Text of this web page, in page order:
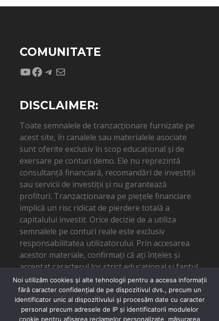
COMUNITATE
YouTube
Facebook
Telegram
Mail
DISCLAIMER:
Toate semnalele de tranzacționare furnizate pe
acest site, în canalele sau materialele asociate
sunt oferite exclusiv în scop educațional și de
exersare pe conturi demo. Ele nu reprezintă
consultanță financiară, recomandări de investiții
sau servicii de investiții și nu garantează
profituri. Tranzacționarea pe piețele financiare
implică un risc ridicat de pierdere totală a
capitalului investit. Orice decizie de a utiliza
semnalele pe conturi reale este exclusiv
responsabilitatea utilizatorului. Prin accesarea
acestor materiale, confirmați că ați înțeles și
acceptat caracterul lor strict educațional și faptul
că autorul nu poate fi tras la răspundere pentru
eventuale pierderi financiare.
Noi utilizăm cookies și alte tehnologii pentru a accesa informații
fără caracter confidențial de pe dispozitivul dvs., precum un
identificator unic al dispozitivului și procesăm date cu caracter
personal precum adresele de IP și identificatorii modulelor
cookie pentru afișarea reclamelor personalizate, măsurarea